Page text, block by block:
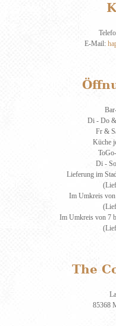
E-Mail:
Di - Do
Fr &
Küche
Di -
Lieferung im
Im Umkreis
Im Umkreis von 7
The
85368